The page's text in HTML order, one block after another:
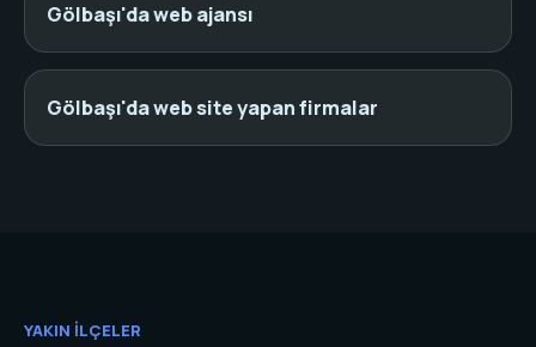
Gölbaşı'da web ajansı
Gölbaşı'da web site yapan firmalar
YAKIN İLÇELER